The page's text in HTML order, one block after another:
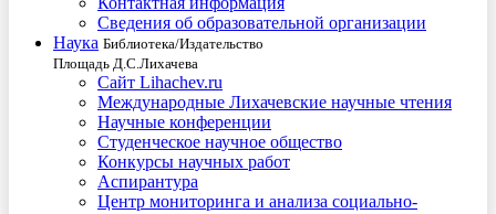
Сведения об образовательной организации
Наука Библиотека/Издательство
Площадь Д.С.Лихачева
Сайт Lihachev.ru
Международные Лихачевские научные чтения
Научные конференции
Студенческое научное общество
Конкурсы научных работ
Аспирантура
Центр мониторинга и анализа социально-